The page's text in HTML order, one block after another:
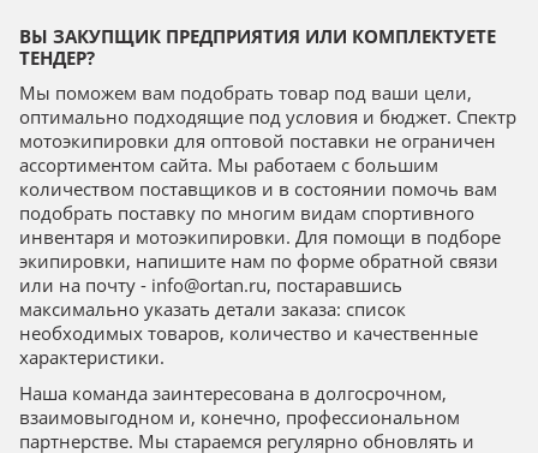
ВЫ ЗАКУПЩИК ПРЕДПРИЯТИЯ ИЛИ КОМПЛЕКТУЕТЕ
ТЕНДЕР?
Мы поможем вам подобрать товар под ваши цели,
оптимально подходящие под условия и бюджет. Спектр
мотоэкипировки для оптовой поставки не ограничен
ассортиментом сайта. Мы работаем с большим
количеством поставщиков и в состоянии помочь вам
подобрать поставку по многим видам спортивного
инвентаря и мотоэкипировки. Для помощи в подборе
экипировки, напишите нам по форме обратной связи
или на почту - info@ortan.ru, постаравшись
максимально указать детали заказа: список
необходимых товаров, количество и качественные
характеристики.
Наша команда заинтересована в долгосрочном,
взаимовыгодном и, конечно, профессиональном
партнерстве. Мы стараемся регулярно обновлять и